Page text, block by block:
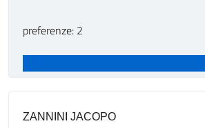
preferenze: 2
ZANNINI JACOPO